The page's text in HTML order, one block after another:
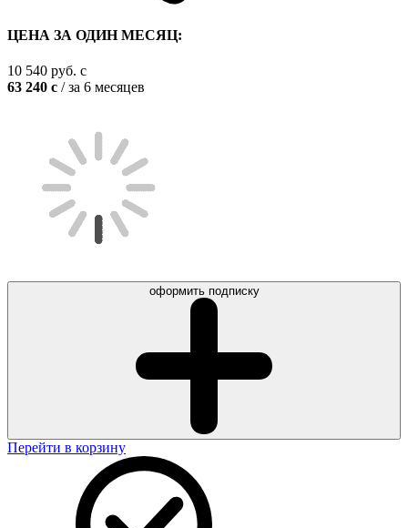
ЦЕНА ЗА ОДИН МЕСЯЦ:
10 540 руб. c
63 240 c / за 6 месяцев
оформить подписку
Перейти в корзину